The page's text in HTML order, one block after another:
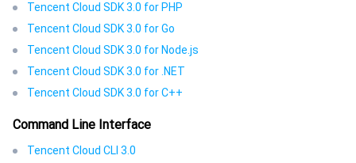
Tencent Cloud SDK 3.0 for PHP
Tencent Cloud SDK 3.0 for Go
Tencent Cloud SDK 3.0 for Node.js
Tencent Cloud SDK 3.0 for .NET
Tencent Cloud SDK 3.0 for C++
Command Line Interface
Tencent Cloud CLI 3.0